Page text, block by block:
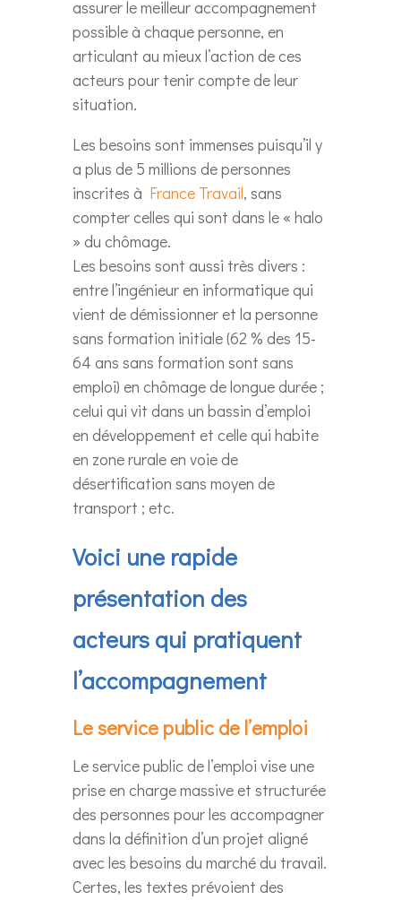
assurer le meilleur accompagnement
possible à chaque personne, en
articulant au mieux l’action de ces
acteurs pour tenir compte de leur
situation.
Les besoins sont immenses puisqu’il y
a plus de 5 millions de personnes
inscrites à France Travail, sans
compter celles qui sont dans le « halo
» du chômage.
Les besoins sont aussi très divers :
entre l’ingénieur en informatique qui
vient de démissionner et la personne
sans formation initiale (62 % des 15-
64 ans sans formation sont sans
emploi) en chômage de longue durée ;
celui qui vit dans un bassin d’emploi
en développement et celle qui habite
en zone rurale en voie de
désertification sans moyen de
transport ; etc.
Voici une rapide
présentation des
acteurs qui pratiquent
l’accompagnement
Le service public de l’emploi
Le service public de l’emploi vise une
prise en charge massive et structurée
des personnes pour les accompagner
dans la définition d’un projet aligné
avec les besoins du marché du travail.
Certes, les textes prévoient des